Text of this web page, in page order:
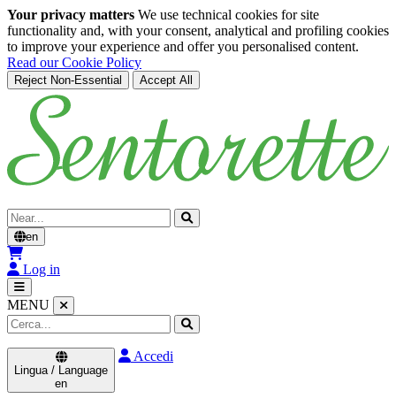
Your privacy matters We use technical cookies for site
functionality and, with your consent, analytical and profiling cookies
to improve your experience and offer you personalised content.
Read our Cookie Policy
Reject Non-Essential Accept All
Skip to main content
Cerca
en
Log in
MENU
Lingua / Language
en
Accedi